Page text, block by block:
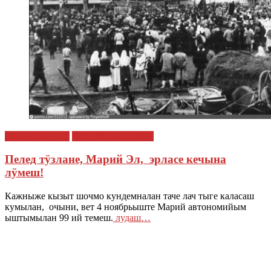
Пелед тӱзлане, Марий Эл, эрласе кечына
лӱмеш!
Кажныже кызыт шочмо кундемналан таче лач тыге каласаш
кумылан, очыни, вет 4 ноябрьыште Марий автономийым
ыштымылан 99 ий темеш. лудаш…